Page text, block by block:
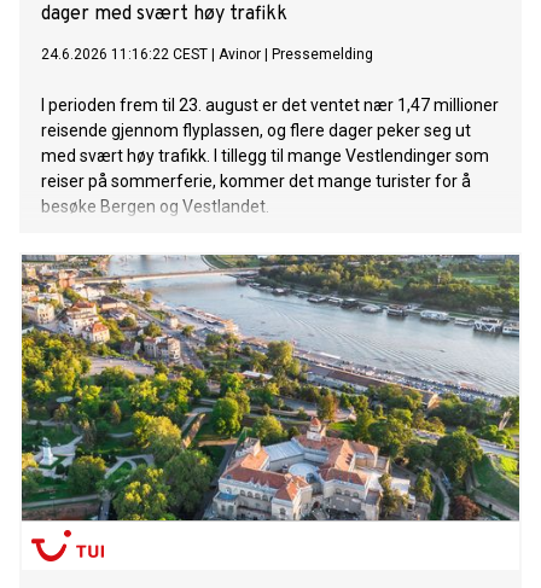
dager med svært høy trafikk
24.6.2026 11:16:22 CEST Avinor Pressemelding
I perioden frem til 23. august er det ventet nær 1,47 millioner
reisende gjennom flyplassen, og flere dager peker seg ut
med svært høy trafikk. I tillegg til mange Vestlendinger som
reiser på sommerferie, kommer det mange turister for å
besøke Bergen og Vestlandet.